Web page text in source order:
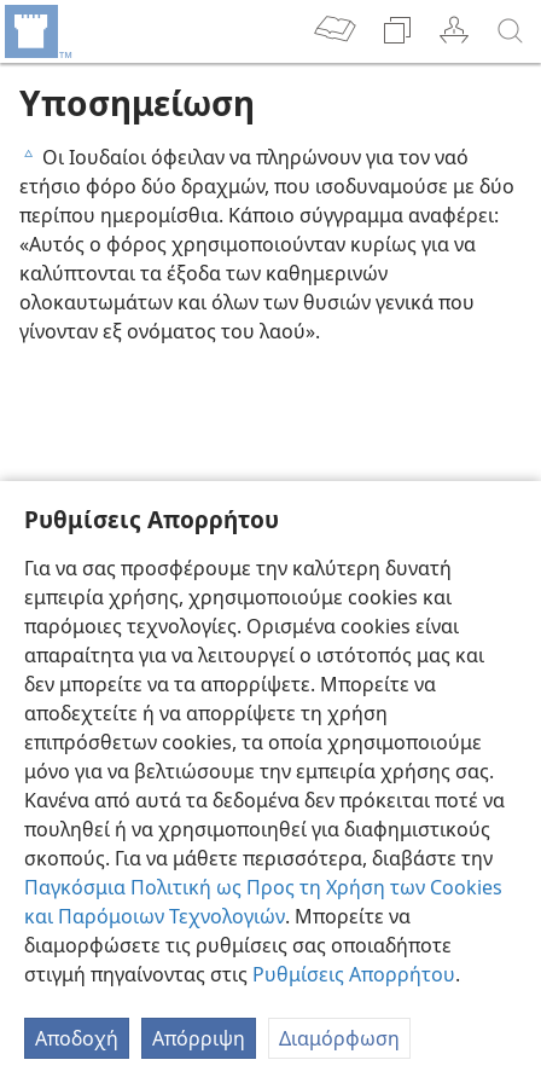
Ρυθμίσεις Απορρήτου
Για να σας προσφέρουμε την καλύτερη δυνατή
εμπειρία χρήσης, χρησιμοποιούμε cookies και
παρόμοιες τεχνολογίες. Ορισμένα cookies είναι
απαραίτητα για να λειτουργεί ο ιστότοπός μας και
δεν μπορείτε να τα απορρίψετε. Μπορείτε να
αποδεχτείτε ή να απορρίψετε τη χρήση
επιπρόσθετων cookies, τα οποία χρησιμοποιούμε
μόνο για να βελτιώσουμε την εμπειρία χρήσης σας.
Κανένα από αυτά τα δεδομένα δεν πρόκειται ποτέ να
πουληθεί ή να χρησιμοποιηθεί για διαφημιστικούς
σκοπούς. Για να μάθετε περισσότερα, διαβάστε την
Παγκόσμια Πολιτική ως Προς τη Χρήση των Cookies
και Παρόμοιων Τεχνολογιών. Μπορείτε να
διαμορφώσετε τις ρυθμίσεις σας οποιαδήποτε
στιγμή πηγαίνοντας στις Ρυθμίσεις Απορρήτου.
Αποδοχή Απόρριψη Διαμόρφωση
Υποσημείωση
c Οι Ιουδαίοι όφειλαν να πληρώνουν για τον ναό
ετήσιο φόρο δύο δραχμών, που ισοδυναμούσε με δύο
περίπου ημερομίσθια. Κάποιο σύγγραμμα αναφέρει:
«Αυτός ο φόρος χρησιμοποιούνταν κυρίως για να
καλύπτονται τα έξοδα των καθημερινών
ολοκαυτωμάτων και όλων των θυσιών γενικά που
γίνονταν εξ ονόματος του λαού».
Ελληνική Προτιμήσεις
Copyright© 2026 Watch Tower Bible and Tract Society of Pennsylvania
Πολιτική Απορρήτου
Ρυθμίσεις Απορρήτου
JW.ORG
Σύνδεση